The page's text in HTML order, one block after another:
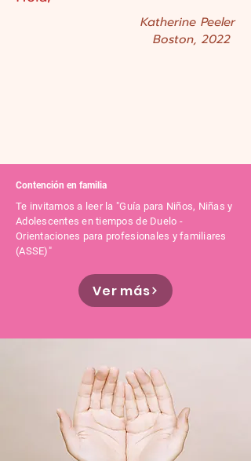
Katherine Peeler
Boston, 2022
Contención en familia
Te invitamos a leer la "Guía para Niños, Niñas y
Adolescentes en tiempos de Duelo -
Orientaciones para profesionales y familiares
(ASSE)"
Ver más